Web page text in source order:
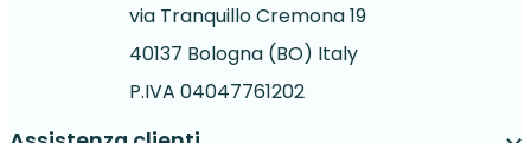
via Tranquillo Cremona 19
40137 Bologna (BO) Italy
P.IVA 04047761202